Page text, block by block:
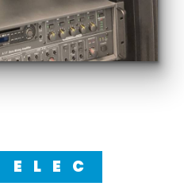
ELEC